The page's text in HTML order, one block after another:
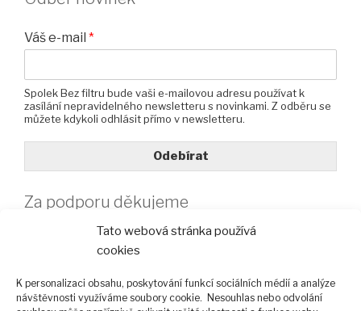
Tato webová stránka používá
cookies
K personalizaci obsahu, poskytování funkcí sociálních médií a analýze
návštěvnosti využíváme soubory cookie. Nesouhlas nebo odvolání
Váš e-mail *
Spolek Bez filtru bude vaši e-mailovou adresu používat k
zasílání nepravidelného newsletteru s novinkami. Z odběru se
můžete kdykoli odhlásit přímo v newsletteru.
Odebírat
Za podporu děkujeme